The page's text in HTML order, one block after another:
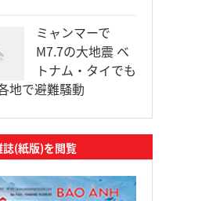
ミャンマーで
M7.7の大地震 ベ
トナム・タイでも
地で避難騒動
誌(紙版)を閲覧